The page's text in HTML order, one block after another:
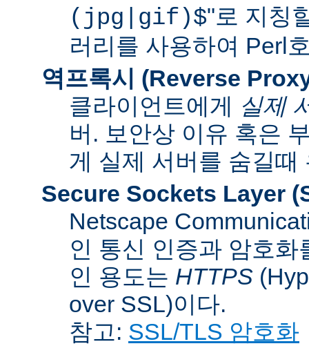
(jpg|gif)$"로 지칭
러리를 사용하여 Perl
역프록시 (Reverse
클라이언트에게 실제
버. 보안상 이유 혹은
게 실제 서버를 숨길때
Secure Sockets Layer
Netscape
인 통신 인증과 암호
인 용도는 HTTPS
over SSL)이다.
참고: SSL/TLS 암호화